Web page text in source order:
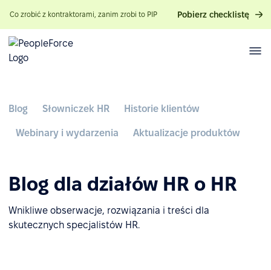
Co zrobić z kontraktorami, zanim zrobi to PIP Pobierz checklistę
Blog Słowniczek HR Historie klientów
Webinary i wydarzenia Aktualizacje produktów
Blog dla działów HR o HR
Wnikliwe obserwacje, rozwiązania i treści dla
skutecznych specjalistów HR.